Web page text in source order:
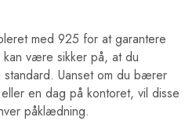
med 925 for at garantere
være sikker på, at du
Uanset om du bærer
en dag på kontoret, vil disse
påklædning.